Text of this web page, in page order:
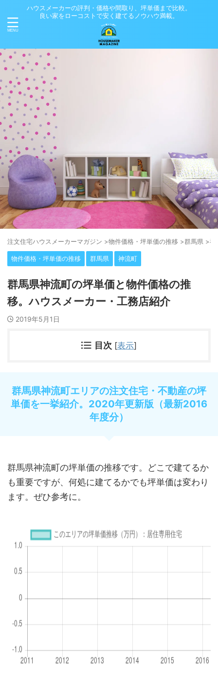
ハウスメーカーの評判・価格や間取り、坪単価まで比較。
良い家をローコストで安く建てるノウハウ満載。
注⽂住宅ハウスメーカーマガジン >物件価格・坪単価の推移 >群馬県 >神
物件価格・坪単価の推移 群馬県 神流町
群馬県神流町の坪単価と物件価格の推
移。ハウスメーカー・工務店紹介
2019年5月1日
目次 [表示]
群馬県神流町エリアの注文住宅・不動産の坪
単価を一挙紹介。2020年更新版（最新2016
年度分）
群馬県神流町の坪単価の推移です。どこで建てるか
も重要ですが、何処に建てるかでも坪単価は変わり
ます。ぜひ参考に。